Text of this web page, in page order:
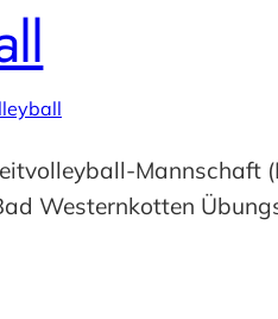
Mannschaft
Westernkotten